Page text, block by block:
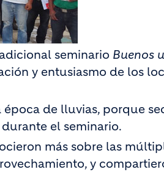
seminario Buenos
y entusiasmo de los
de lluvias, porque
el seminario.
más sobre las
y